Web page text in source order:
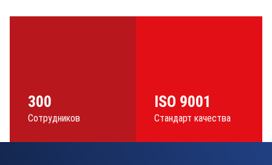
300
Сотрудников
ISO 9001
Стандарт качества